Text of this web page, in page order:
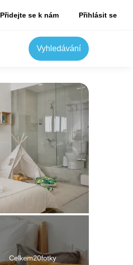
Přidejte se k nám Přihlásit se
Vyhledávání
Celkem20fotky